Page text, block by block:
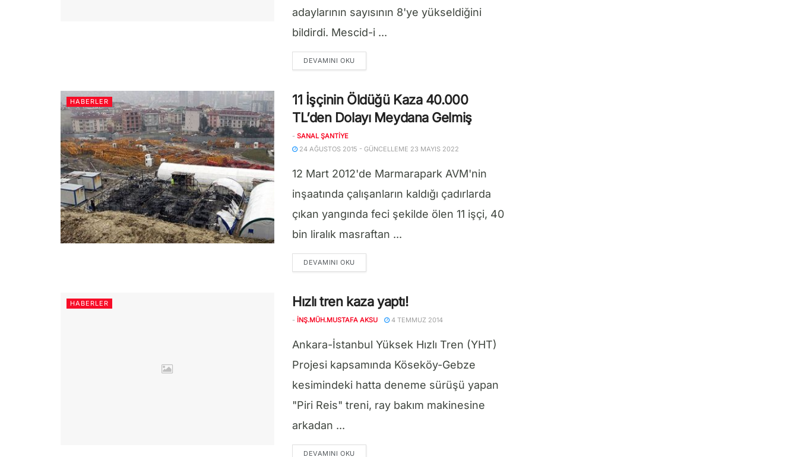
adaylarının sayısının 8'ye yükseldiğini
bildirdi. Mescid-i ...
DEVAMINI OKUDETAILS
HABERLER
11 İşçinin Öldüğü Kaza 40.000
TL’den Dolayı Meydana Gelmiş
- SANAL ŞANTIYE
24 AĞUSTOS 2015 - GÜNCELLEME 23 MAYIS 2022
12 Mart 2012'de Marmarapark AVM'nin
inşaatında çalışanların kaldığı çadırlarda
çıkan yangında feci şekilde ölen 11 işçi, 40
bin liralık masraftan ...
DEVAMINI OKUDETAILS
HABERLER Hızlı tren kaza yaptı!
- İNŞ.MÜH.MUSTAFA AKSU 4 TEMMUZ 2014
Ankara-İstanbul Yüksek Hızlı Tren (YHT)
Projesi kapsamında Köseköy-Gebze
kesimindeki hatta deneme sürüşü yapan
"Piri Reis" treni, ray bakım makinesine
arkadan ...
DEVAMINI OKUDETAILS